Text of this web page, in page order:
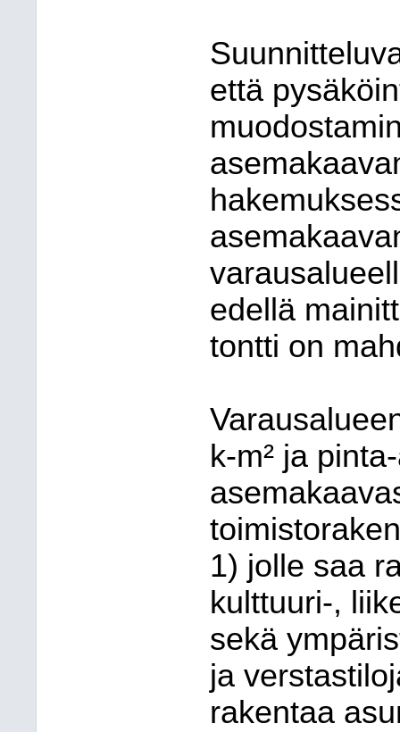
että
edellä
tontti on
k-m² ja
1) jolle saa
kulttuuri-,
sekä
ja
rakentaa